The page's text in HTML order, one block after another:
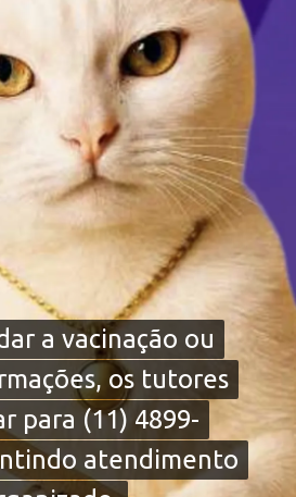
a vacinação ou
os tutores
para (11) 4899-
atendimento
a vacinação ou
os tutores
para (11) 4899-
atendimento